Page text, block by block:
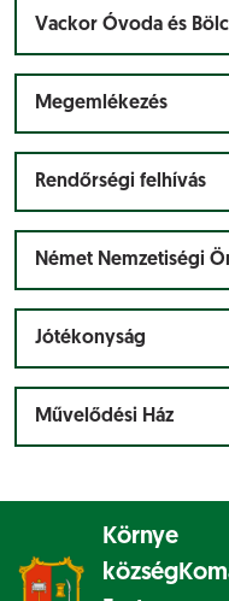
Vackor Óvoda és
Megemlékezés
Rendőrségi felhívás
Német Nemzetiségi
Jótékonyság
Művelődési Ház
Környe
község